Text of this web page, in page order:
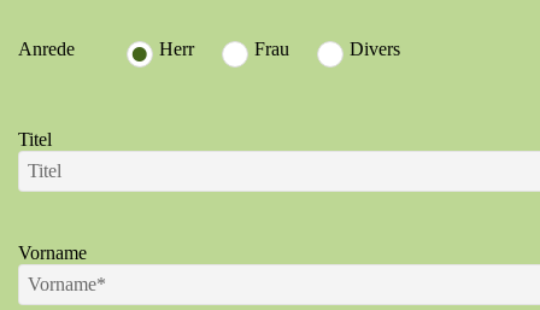
Anrede Herr Frau Divers
Titel
Vorname